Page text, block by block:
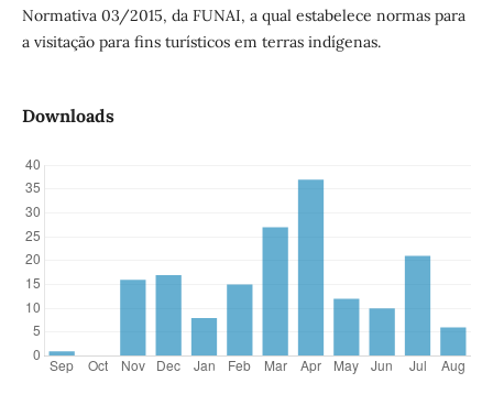
Normativa 03/2015, da FUNAI, a qual estabelece normas para
a visitação para fins turísticos em terras indígenas.
Downloads